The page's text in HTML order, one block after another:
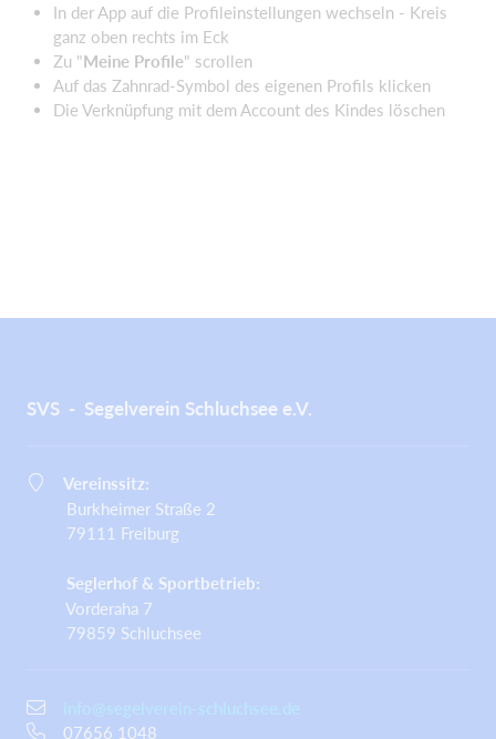
In der App auf die Profileinstellungen wechseln - Kreis
ganz oben rechts im Eck
Zu "Meine Profile" scrollen
Auf das Zahnrad-Symbol des eigenen Profils klicken
Die Verknüpfung mit dem Account des Kindes löschen
SVS - Segelverein Schluchsee e.V.
Vereinssitz:
Burkheimer Straße 2
79111 Freiburg
Seglerhof & Sportbetrieb:
Vorderaha 7
79859 Schluchsee
07656 1048